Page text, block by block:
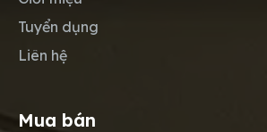
Tuyển dụng
Liên hệ
Mua bán